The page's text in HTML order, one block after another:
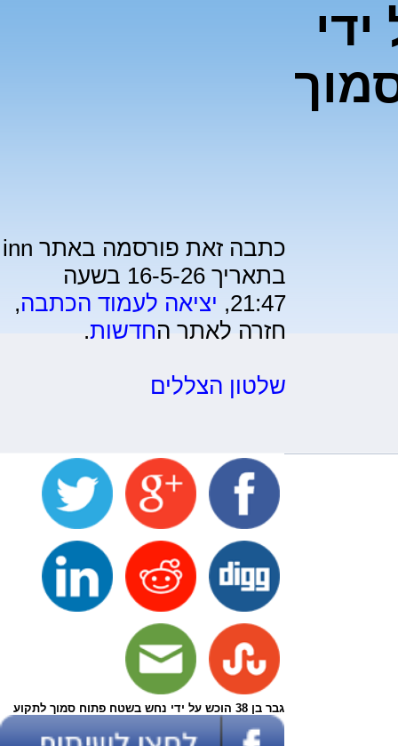
ידי
כתבה זאת פורסמה באתר inn
בתאריך 16-5-26 בשעה
21:47, יציאה לעמוד הכתבה,
חזרה לאתר החדשות.
שלטון הצללים
גבר בן 38 הוכש על ידי נחש בשטח פתוח סמוך לתקוע